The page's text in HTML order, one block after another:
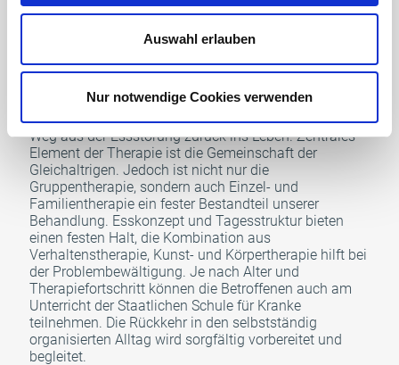
Auswahl erlauben
Nur notwendige Cookies verwenden
Das Behandlungskonzept des TCE basiert auf einer
verhaltenstherapeutisch orientierten Gruppentherapie
Psychotherapie, Körpertherapie und Kunsttherapie.
Bedürfnisse der unterschiedlichen Altersgruppen
ausgerichtet und bietet umfassende Hilfe auf dem
Weg aus der Essstörung zurück ins Leben. Zentrales
Element der Therapie ist die Gemeinschaft der
Gleichaltrigen. Jedoch ist nicht nur die
Gruppentherapie, sondern auch Einzel- und
Familientherapie ein fester Bestandteil unserer
Behandlung. Esskonzept und Tagesstruktur bieten
einen festen Halt, die Kombination aus
Verhaltenstherapie, Kunst- und Körpertherapie hilft bei
der Problembewältigung. Je nach Alter und
Therapiefortschritt können die Betroffenen auch am
Unterricht der Staatlichen Schule für Kranke
teilnehmen. Die Rückkehr in den selbstständig
organisierten Alltag wird sorgfältig vorbereitet und
begleitet.